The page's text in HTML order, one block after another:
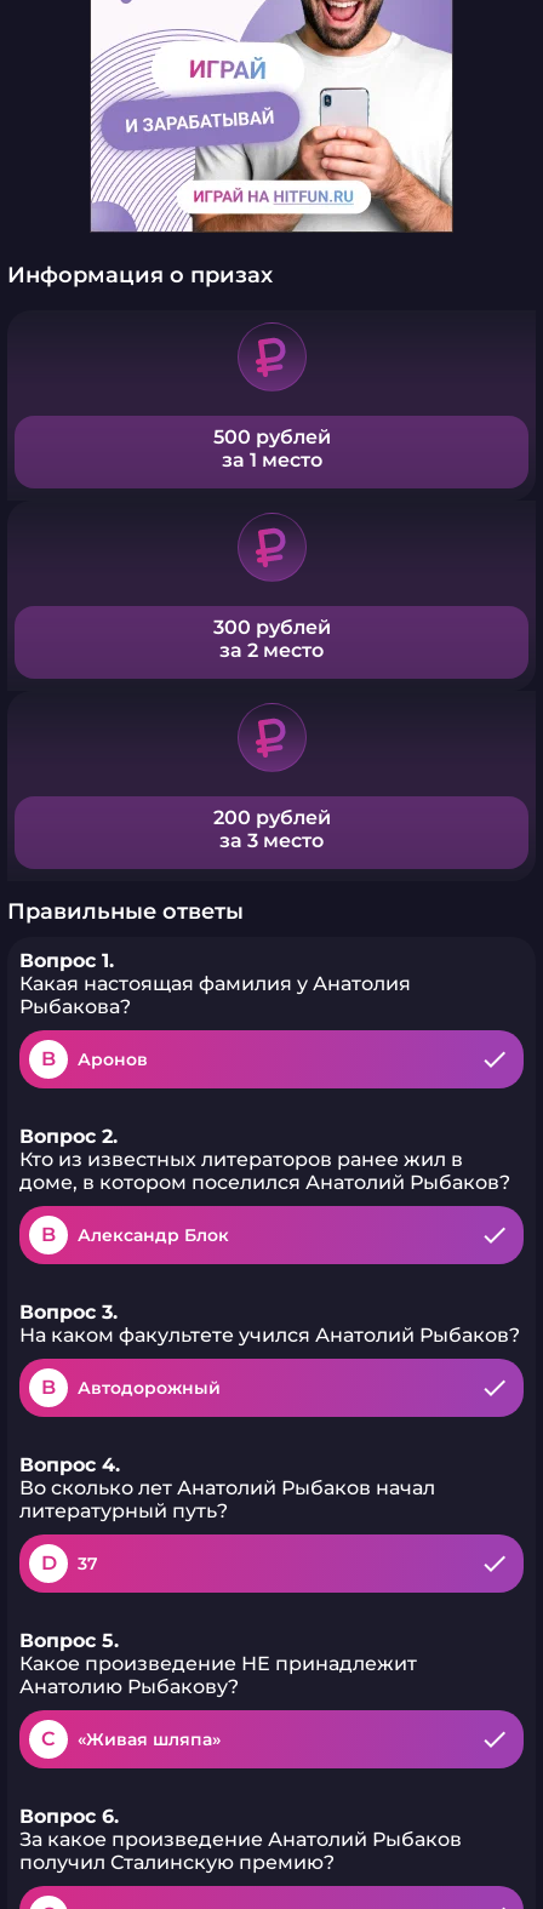
Информация о призах
500 рублей
за 1 место
300 рублей
за 2 место
200 рублей
за 3 место
Правильные ответы
Вопрос 1.
Какая настоящая фамилия у Анатолия
Рыбакова?
B Аронов
Вопрос 2.
Кто из известных литераторов ранее жил в
доме, в котором поселился Анатолий Рыбаков?
B Александр Блок
Вопрос 3.
На каком факультете учился Анатолий Рыбаков?
B Автодорожный
Вопрос 4.
Во сколько лет Анатолий Рыбаков начал
литературный путь?
D 37
Вопрос 5.
Какое произведение НЕ принадлежит
Анатолию Рыбакову?
C «Живая шляпа»
Вопрос 6.
За какое произведение Анатолий Рыбаков
получил Сталинскую премию?